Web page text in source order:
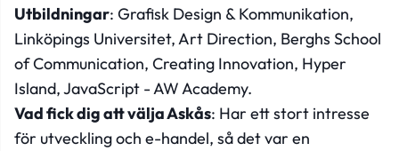
Utbildningar: Grafisk Design & Kommunikation,
Linköpings Universitet, Art Direction, Berghs School
of Communication, Creating Innovation, Hyper
Island, JavaScript - AW Academy.
Vad fick dig att välja Askås: Har ett stort intresse
för utveckling och e-handel, så det var en